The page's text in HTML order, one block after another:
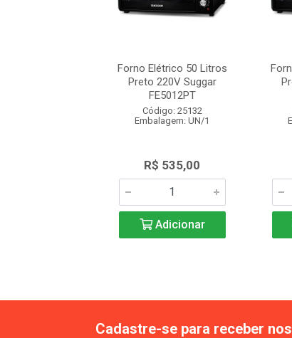
Forno Elétrico 50 Litros
Preto 220V Suggar
FE5012PT
Código: 25132
Embalagem: UN/1
R$ 535,00
Adicionar
Cadastre-se para receber